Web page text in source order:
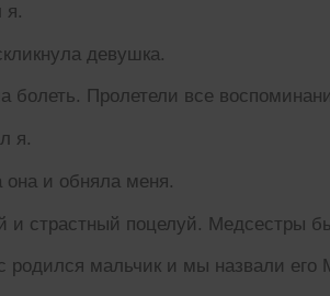
я.
девушка.
болеть. Пролетели все
я.
она и обняла меня.
и страстный поцелуй. Медсестры
родился мальчик и мы назвали его